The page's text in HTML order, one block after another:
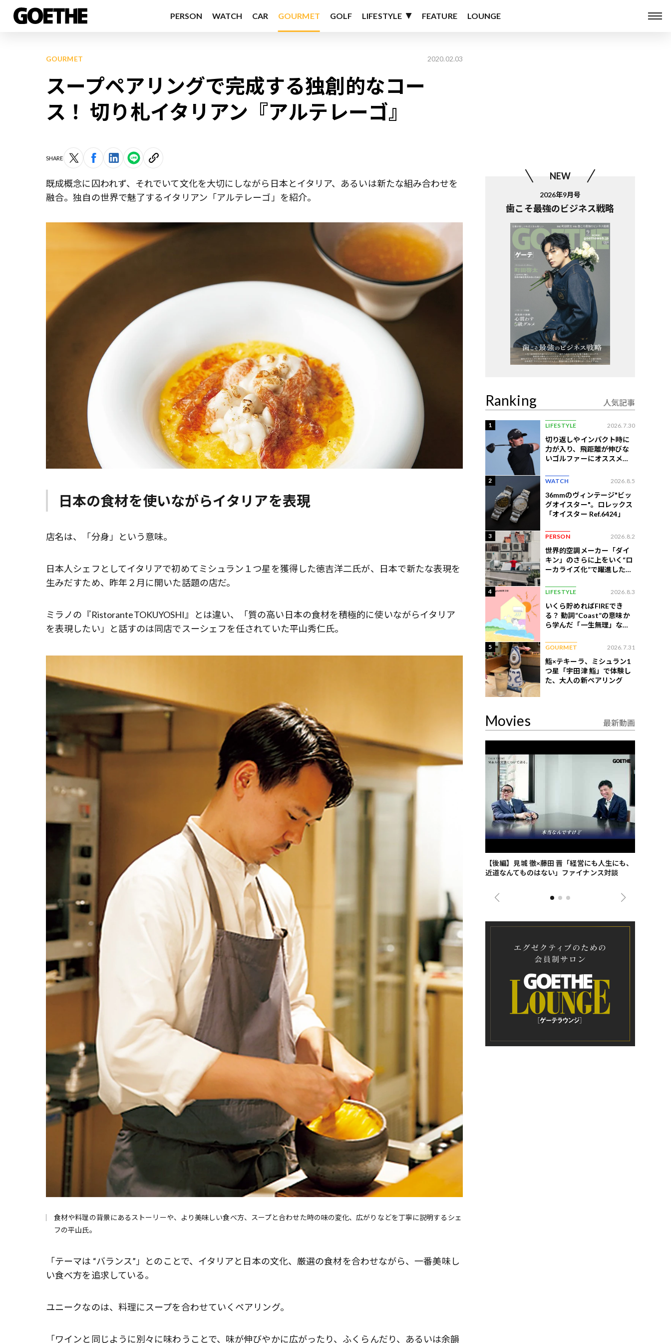
PERSON WATCH CAR GOURMET GOLF LIFESTYLE FEATURE LOUNGE
GOURMET 2020.02.03
スープペアリングで完成する独創的なコー
ス！ 切り札イタリアン『アルテレーゴ』
SHARE
既成概念に囚われず、それでいて文化を大切にしながら日本とイタリア、あるいは新たな組み合わせを
融合。独自の世界で魅了するイタリアン「アルテレーゴ」を紹介。
日本の食材を使いながらイタリアを表現
店名は、「分身」という意味。
日本人シェフとしてイタリアで初めてミシュラン１つ星を獲得した徳吉洋二氏が、日本で新たな表現を
生みだすため、昨年２月に開いた話題の店だ。
ミラノの『RistoranteTOKUYOSHI』とは違い、「質の高い日本の食材を積極的に使いながらイタリア
を表現したい」と話すのは同店でスーシェフを任されていた平山秀仁氏。
食材や料理の背景にあるストーリーや、より美味しい食べ方、スープと合わせた時の味の変化、広がりなどを丁寧に説明するシェ
フの平山氏。
「テーマは “バランス”」とのことで、イタリアと日本の文化、厳選の食材を合わせながら、一番美味し
い食べ方を追求している。
ユニークなのは、料理にスープを合わせていくペアリング。
「ワインと同じように別々に味わうことで、味が伸びやかに広がったり、ふくらんだり、あるいは余韻
NEW
2026年9月号
歯こそ最強のビジネス戦略
Ranking 人気記事
1 LIFESTYLE 2026.7.30
切り返しやインパクト時に
力が入り、飛距離が伸びな
いゴルファーにオススメの
2 WATCH 2026.8.5
36mmのヴィンテージ"ビッ
グオイスター"。ロレックス
「オイスター Ref.6424」
3 PERSON 2026.8.2
世界的空調メーカー「ダイ
キン」のさらに上をいく“ロ
ーカライズ化”で躍進したイ
4 LIFESTYLE 2026.8.3
いくら貯めればFIREでき
る？ 動詞“Coast”の意味か
ら学んだ「一生無理」な切
5 GOURMET 2026.7.31
鮨×テキーラ、ミシュラン1
つ星「宇田津 鮨」で体験し
た、大人の新ペアリング
Movies 最新動画
【後編】見城 徹×藤田 晋「経営にも人生にも、
近道なんてものはない」ファイナンス対談